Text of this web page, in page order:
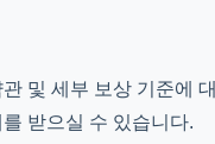
관 및 세부 보상 기준에 대
받으실 수 있습니다.